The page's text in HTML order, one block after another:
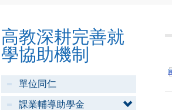
高教深耕完善就
學協助機制
單位同仁
課業輔導助學金